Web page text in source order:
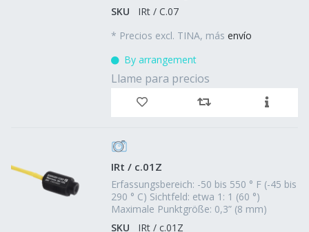
SKU
IRt / C.07
* Precios excl. TINA, más envío
By arrangement
Llame para precios
IRt / c.01Z
Erfassungsbereich: -50 bis 550 ° F (-45 bis
290 ° C) Sichtfeld: etwa 1: 1 (60 °)
Maximale Punktgröße: 0,3” (8 mm)
SKU
IRt / c.01Z